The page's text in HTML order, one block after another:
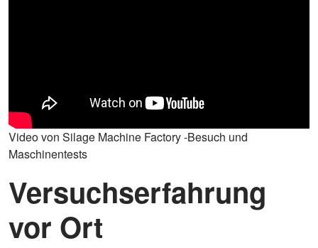
Video von Silage Machine Factory -Besuch und
Maschinentests
Versuchserfahrung
vor Ort